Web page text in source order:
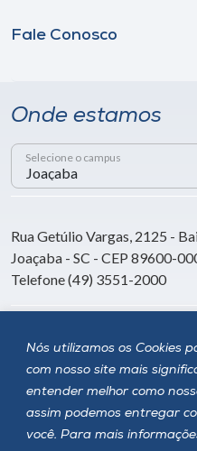
Nós utilizamos os Cookies
com nosso site mais
entender melhor como
assim podemos entregar
você. Para mais
Fale Conosco
Onde estamos
Selecione o campus
Rua Getúlio Vargas, 2125 -
Joaçaba - SC - CEP 89600-
Telefone (49) 3551-2000
Siga a Unoesc